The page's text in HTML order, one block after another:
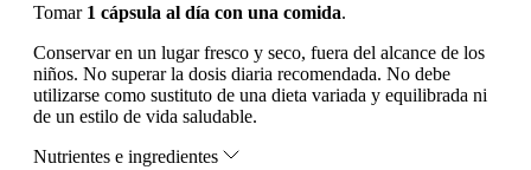
Tomar 1 cápsula al día con una comida.
Conservar en un lugar fresco y seco, fuera del alcance de los
niños. No superar la dosis diaria recomendada. No debe
utilizarse como sustituto de una dieta variada y equilibrada ni
de un estilo de vida saludable.
Nutrientes e ingredientes